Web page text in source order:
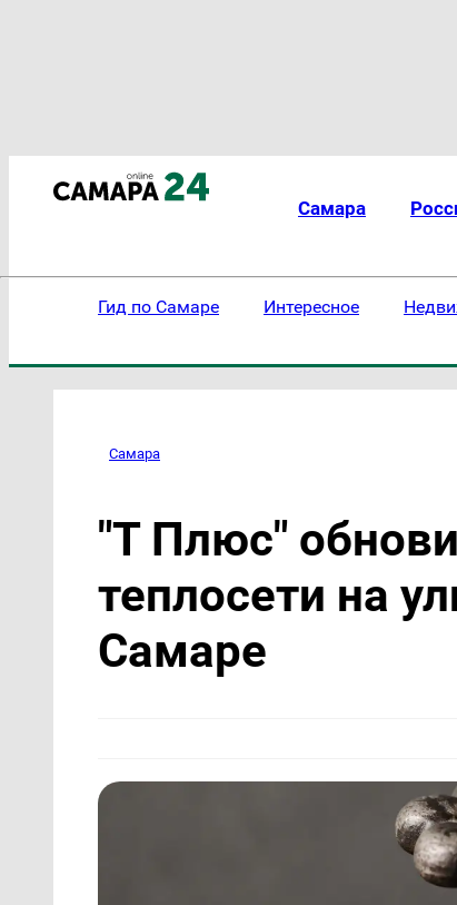
Самара
Гид по Самаре Интересное
Самара
"Т Плюс"
теплосети на
Самаре